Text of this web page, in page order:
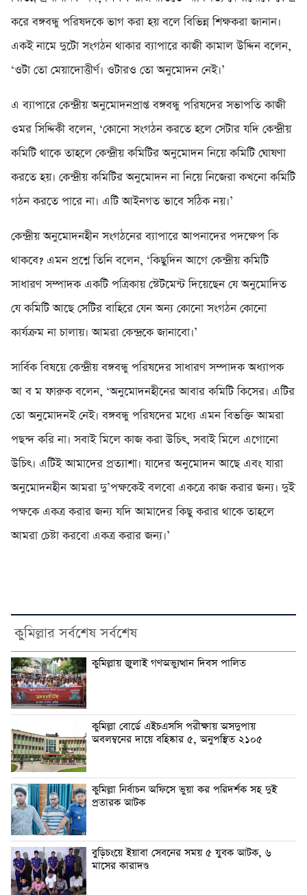
করে বঙ্গবন্ধু পরিষদকে ভাগ করা হয় বলে বিভিন্ন শিক্ষকরা জানান।
একই নামে দুটো সংগঠন থাকার ব্যাপারে কাজী কামাল উদ্দিন বলেন,
‘ওটা তো মেয়াদোত্তীর্ণ। ওটারও তো অনুমোদন নেই।’
এ ব্যাপারে কেন্দ্রীয় অনুমোদনপ্রাপ্ত বঙ্গবন্ধু পরিষদের সভাপতি কাজী
ওমর সিদ্দিকী বলেন, ‘কোনো সংগঠন করতে হলে সেটার যদি কেন্দ্রীয়
কমিটি থাকে তাহলে কেন্দ্রীয় কমিটির অনুমোদন নিয়ে কমিটি ঘোষণা
করতে হয়। কেন্দ্রীয় কমিটির অনুমোদন না নিয়ে নিজেরা কখনো কমিটি
গঠন করতে পারে না। এটি আইনগত ভাবে সঠিক নয়।’
কেন্দ্রীয় অনুমোদনহীন সংগঠনের ব্যাপারে আপনাদের পদক্ষেপ কি
থাকবে? এমন প্রশ্নে তিনি বলেন, ‘কিছুদিন আগে কেন্দ্রীয় কমিটি
সাধারণ সম্পাদক একটি পত্রিকায় স্টেটমেন্ট দিয়েছেন যে অনুমোদিত
যে কমিটি আছে সেটির বাহিরে যেন অন্য কোনো সংগঠন কোনো
কার্যক্রম না চালায়। আমরা কেন্দ্রকে জানাবো।’
সার্বিক বিষয়ে কেন্দ্রীয় বঙ্গবন্ধু পরিষদের সাধারণ সম্পাদক অধ্যাপক
আ ব ম ফারুক বলেন, ‘অনুমোদনহীনের আবার কমিটি কিসের। এটির
তো অনুমোদনই নেই। বঙ্গবন্ধু পরিষদের মধ্যে এমন বিভক্তি আমরা
পছন্দ করি না। সবাই মিলে কাজ করা উচিৎ, সবাই মিলে এগোনো
উচিৎ। এটিই আমাদের প্রত্যাশা। যাদের অনুমোদন আছে এবং যারা
অনুমোদনহীন আমরা দু’পক্ষকেই বলবো একত্রে কাজ করার জন্য। দুই
পক্ষকে একত্র করার জন্য যদি আমাদের কিছু করার থাকে তাহলে
আমরা চেষ্টা করবো একত্র করার জন্য।’
কুমিল্লার সর্বশেষ সর্বশেষ
কুমিল্লায় জুলাই গণঅভ্যুত্থান দিবস পালিত
কুমিল্লা বোর্ডে এইচএসসি পরীক্ষায় অসদুপায়
অবলম্বনের দায়ে বহিষ্কার ৫, অনুপস্থিত ২১০৫
কুমিল্লা নির্বাচন অফিসে ভুয়া কর পরিদর্শক সহ দুই
প্রতারক আটক
বুড়িচংয়ে ইয়াবা সেবনের সময় ৫ যুবক আটক, ৬
মাসের কারাদণ্ড